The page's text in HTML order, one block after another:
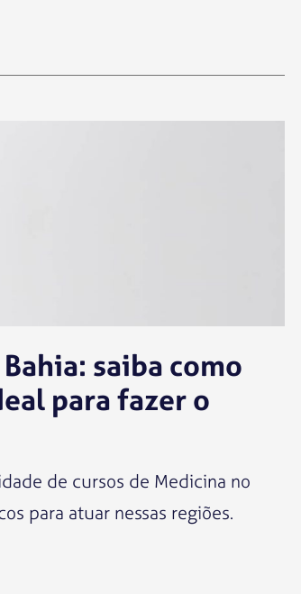
saiba como
para fazer o
de cursos de Medicina no
para atuar nessas regiões.